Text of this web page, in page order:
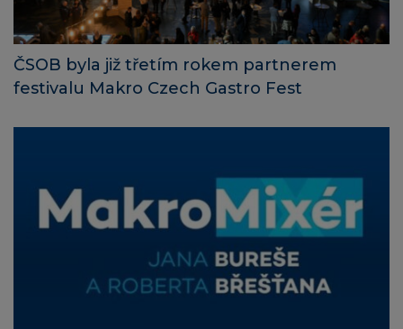
ČSOB byla již třetím rokem partnerem
festivalu Makro Czech Gastro Fest